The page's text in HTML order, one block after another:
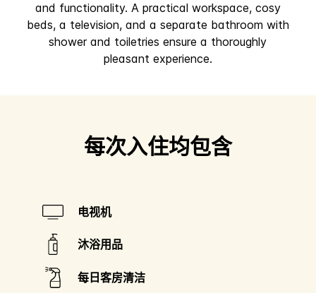
and functionality. A practical workspace, cosy
beds, a television, and a separate bathroom with
shower and toiletries ensure a thoroughly
pleasant experience.
每次入住均包含
电视机
沐浴用品
每日客房清洁